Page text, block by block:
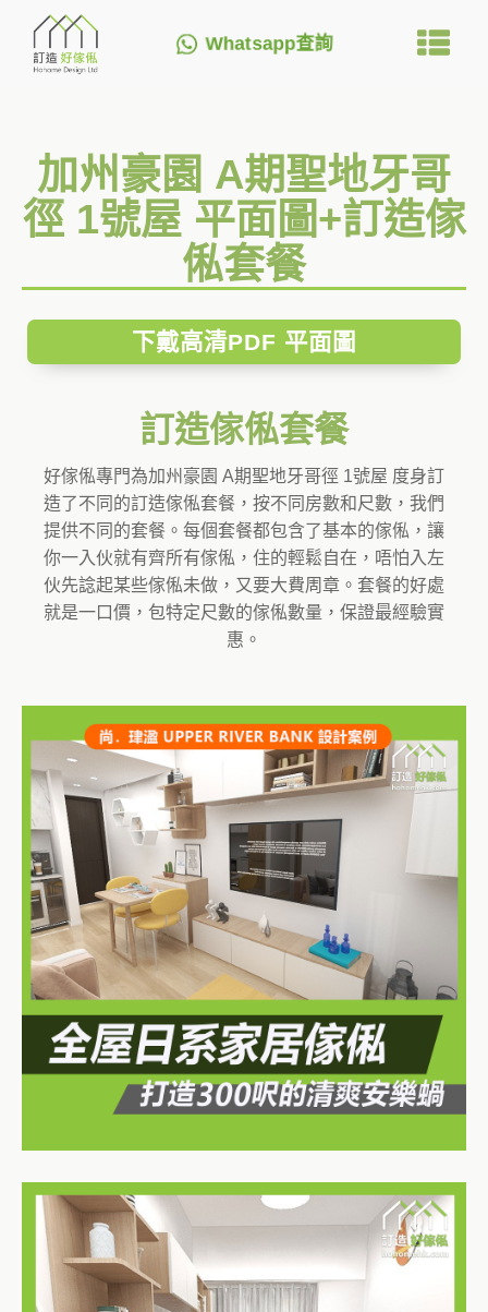
Whatsapp查詢
加州豪園 A期聖地牙哥
徑 1號屋 平面圖+訂造傢
俬套餐
下戴高清PDF 平面圖
訂造傢俬套餐
好傢俬專門為加州豪園 A期聖地牙哥徑 1號屋 度身訂
造了不同的訂造傢俬套餐，按不同房數和尺數，我們
提供不同的套餐。每個套餐都包含了基本的傢俬，讓
你一入伙就有齊所有傢俬，住的輕鬆自在，唔怕入左
伙先諗起某些傢俬未做，又要大費周章。套餐的好處
就是一口價，包特定尺數的傢俬數量，保證最經驗實
惠。